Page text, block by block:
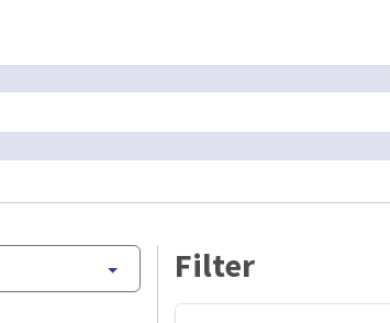
Filter